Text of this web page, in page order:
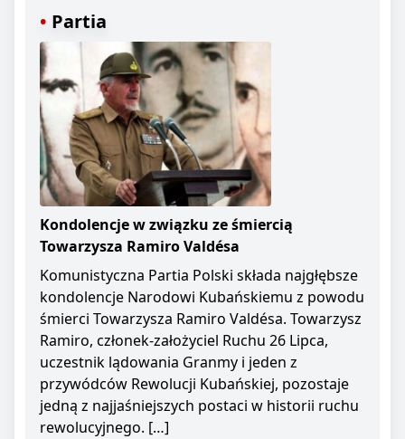
Partia
Kondolencje w związku ze śmiercią
Towarzysza Ramiro Valdésa
Komunistyczna Partia Polski składa najgłębsze
kondolencje Narodowi Kubańskiemu z powodu
śmierci Towarzysza Ramiro Valdésa. Towarzysz
Ramiro, członek-założyciel Ruchu 26 Lipca,
uczestnik lądowania Granmy i jeden z
przywódców Rewolucji Kubańskiej, pozostaje
jedną z najjaśniejszych postaci w historii ruchu
rewolucyjnego. […]